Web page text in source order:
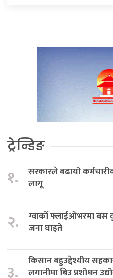
ट्रेन्डिङ
१.
सरकारले बढायो
लागू
२.
ग्वार्को फ्लाईओभरमा बस
जना घाइते
किसान बहुउद्देश्यीय
लगानीमा बिउ प्रशोधन